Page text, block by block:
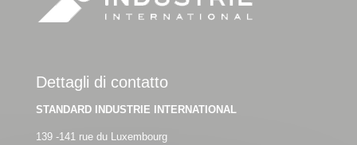
Dettagli di contatto
STANDARD INDUSTRIE INTERNATIONAL
139 -141 rue du Luxembourg